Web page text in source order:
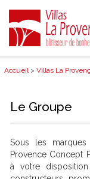
Accueil> Villas La
Le Groupe
Sous les
Provence Concept
à votre